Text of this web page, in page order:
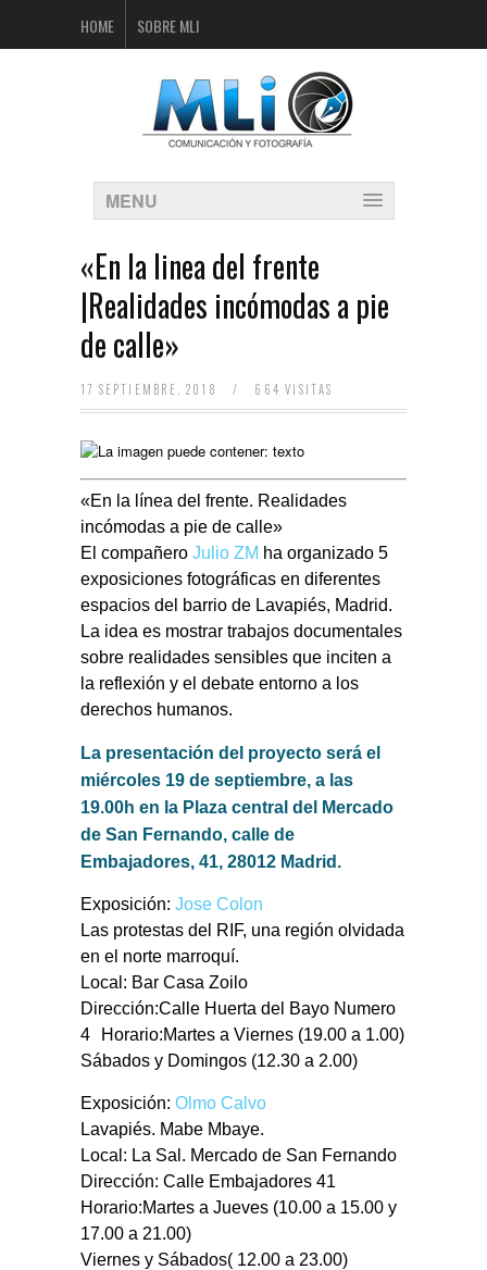
HOME SOBRE MLI
MENU
«En la linea del frente
|Realidades incómodas a pie
de calle»
17 SEPTIEMBRE, 2018 / 664 VISITAS
«En la línea del frente. Realidades
incómodas a pie de calle»
El compañero Julio ZM ha organizado 5
exposiciones fotográficas en diferentes
espacios del barrio de Lavapiés, Madrid.
La idea es mostrar trabajos documentales
sobre realidades sensibles que inciten a
la reflexión y el debate entorno a los
derechos humanos.
La presentación del proyecto será el
miércoles 19 de septiembre, a las
19.00h en la Plaza central del Mercado
de San Fernando, calle de
Embajadores, 41, 28012 Madrid.
Exposición: Jose Colon
Las protestas del RIF, una región olvidada
en el norte marroquí.
Local: Bar Casa Zoilo
Dirección:Calle Huerta del Bayo Numero
4 Horario:Martes a Viernes (19.00 a 1.00)
Sábados y Domingos (12.30 a 2.00)
Exposición: Olmo Calvo
Lavapiés. Mabe Mbaye.
Local: La Sal. Mercado de San Fernando
Dirección: Calle Embajadores 41
Horario:Martes a Jueves (10.00 a 15.00 y
17.00 a 21.00)
Viernes y Sábados( 12.00 a 23.00)